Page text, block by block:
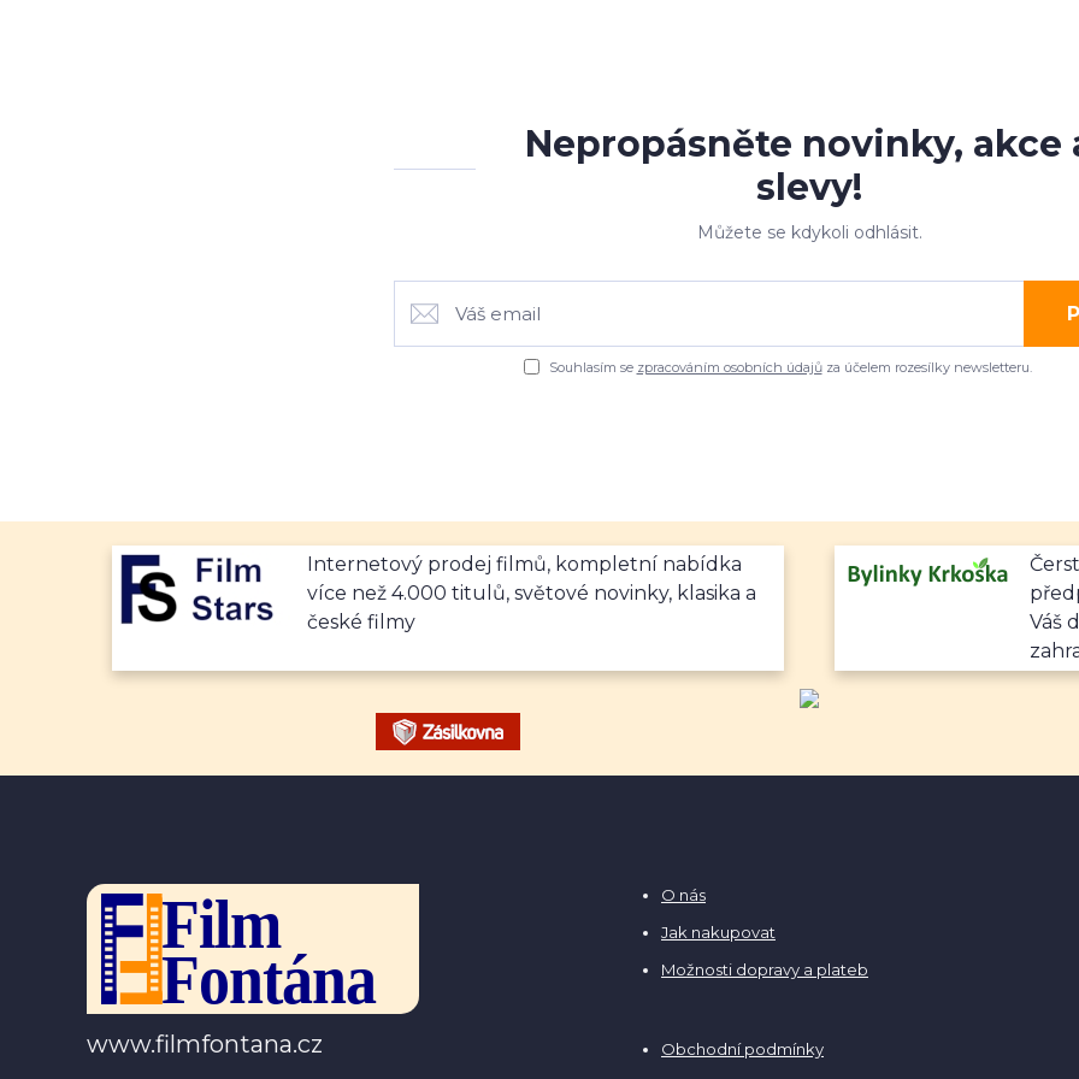
Nepropásněte novinky, akce
slevy!
Můžete se kdykoli odhlásit.
Souhlasím se zpracováním osobních údajůza účelem rozesílky newsletteru.
Internetový prodej filmů, kompletní nabídka
více než 4.000 titulů, světové novinky, klasika a
české filmy
Váš
www.filmfontana.cz
O nás
Jak nakupovat
Možnosti dopravy a plateb
Obchodní podmínky